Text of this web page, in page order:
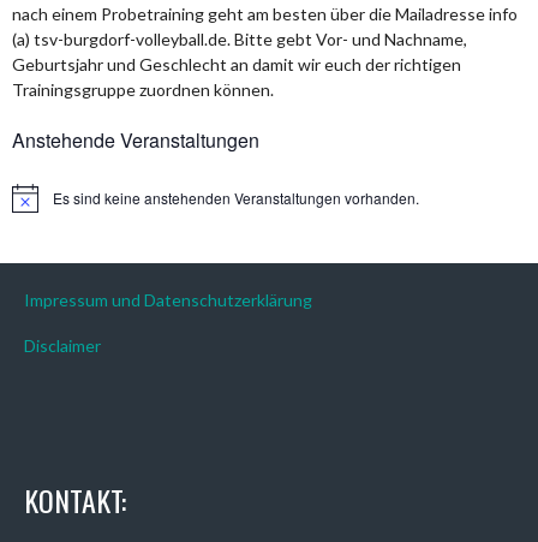
nach einem Probetraining geht am besten über die Mailadresse info
(a) tsv-burgdorf-volleyball.de. Bitte gebt Vor- und Nachname,
Geburtsjahr und Geschlecht an damit wir euch der richtigen
Trainingsgruppe zuordnen können.
Anstehende Veranstaltungen
HinweisEs sind keine anstehenden Veranstaltungen vorhanden.
Impressum und Datenschutzerklärung
Disclaimer
KONTAKT: